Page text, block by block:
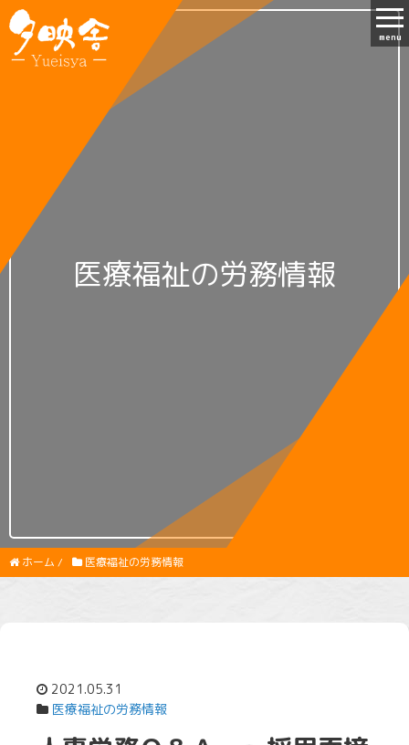
医療福祉の労務情報
menu
ホーム / 医療福祉の労務情報
2021.05.31
医療福祉の労務情報